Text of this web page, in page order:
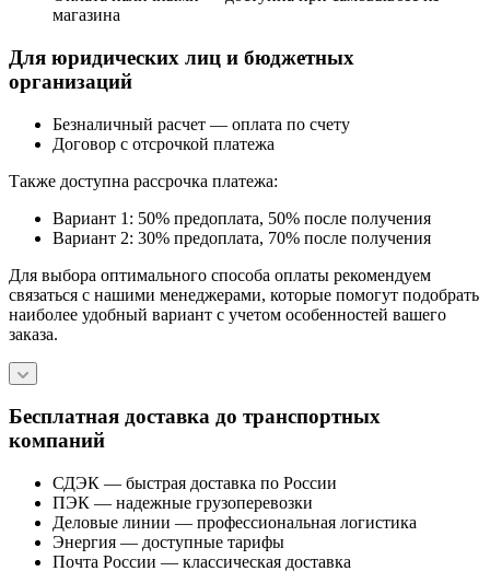
магазина
Для юридических лиц и бюджетных
организаций
Безналичный расчет — оплата по счету
Договор с отсрочкой платежа
Также доступна рассрочка платежа:
Вариант 1: 50% предоплата, 50% после получения
Вариант 2: 30% предоплата, 70% после получения
Для выбора оптимального способа оплаты рекомендуем
связаться с нашими менеджерами, которые помогут подобрать
наиболее удобный вариант с учетом особенностей вашего
заказа.
Бесплатная доставка до транспортных
компаний
СДЭК — быстрая доставка по России
ПЭК — надежные грузоперевозки
Деловые линии — профессиональная логистика
Энергия — доступные тарифы
Почта России — классическая доставка